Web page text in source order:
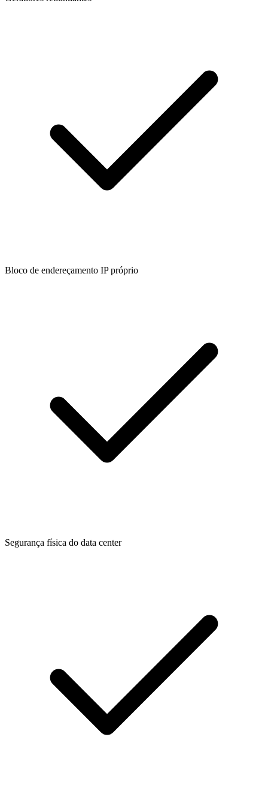
Bloco de endereçamento IP próprio
Segurança física do data center